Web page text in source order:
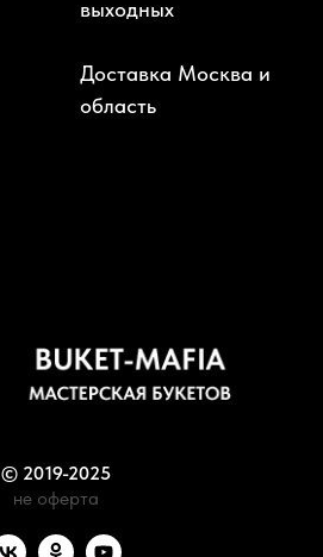
выходных
Доставка Москва и
область
© 2019-2025
не оферта